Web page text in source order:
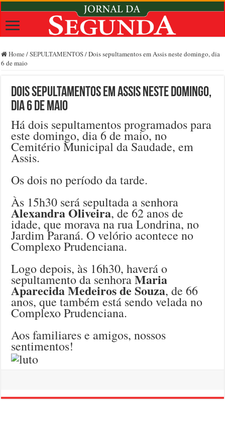
Home /SEPULTAMENTOS/Dois sepultamentos em Assis neste domingo, dia
6 de maio
Dois sepultamentos em Assis neste domingo,
dia 6 de maio
Há dois sepultamentos programados para
este domingo, dia 6 de maio, no
Cemitério Municipal da Saudade, em
Assis.
Os dois no período da tarde.
Às 15h30 será sepultada a senhora
Alexandra Oliveira, de 62 anos de
idade, que morava na rua Londrina, no
Jardim Paraná. O velório acontece no
Complexo Prudenciana.
Logo depois, às 16h30, haverá o
sepultamento da senhoraMaria
Aparecida Medeiros de Souza, de 66
anos, que também está sendo velada no
Complexo Prudenciana.
Aos familiares e amigos, nossos
sentimentos!